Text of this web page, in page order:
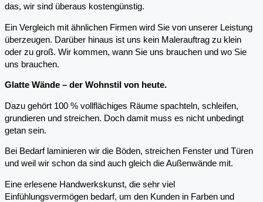
das, wir sind überaus kostengünstig.
Ein Vergleich mit ähnlichen Firmen wird Sie von unserer Leistung
überzeugen. Darüber hinaus ist uns kein Malerauftrag zu klein
oder zu groß. Wir kommen, wann Sie uns brauchen und wo Sie
uns brauchen.
Glatte Wände – der Wohnstil von heute.
Dazu gehört 100 % vollflächiges Räume spachteln, schleifen,
grundieren und streichen. Doch damit muss es nicht unbedingt
getan sein.
Bei Bedarf laminieren wir die Böden, streichen Fenster und Türen
und weil wir schon da sind auch gleich die Außenwände mit.
Eine erlesene Handwerkskunst, die sehr viel
Einfühlungsvermögen bedarf, um den Kunden in Farben und